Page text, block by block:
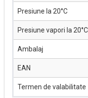
Presiune la 20°C
Presiune vapori la 20°C
Ambalaj
EAN
Termen de valabilitate